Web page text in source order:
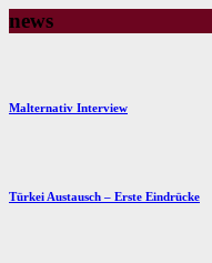
news
Malternativ Interview
Türkei Austausch – Erste Eindrücke